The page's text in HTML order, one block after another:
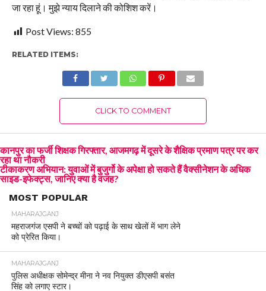
जा रहा हूं। मुझे न्याय दिलाने की कोशिश करें।
Post Views: 855
RELATED ITEMS:
CLICK TO COMMENT
कानपुर का फर्जी शिक्षक गिरफ्तार, आजमगढ़ में दूसरे के शैक्षिक प्रमाण पत्र पर कर
रहा था नौकरी
टीकाकरण अभियान: युवाओं में बुजुर्गो के अपेक्षा हो सकते हैं वैक्सीनेशन के अधिक
साइड-इफेक्ट्स, जानिए क्या है वजह?
MOST POPULAR
MAHARAJGANJ
महराजगंज एसपी ने बच्चों को पढ़ाई के साथ खेलों में भाग लेने
को प्रेरित किया।
MAHARAJGANJ
पुलिस अधीक्षक सोमेन्द्र मीना ने नव नियुक्त डीएसपी बसंत
सिंह को लगाए स्टार।